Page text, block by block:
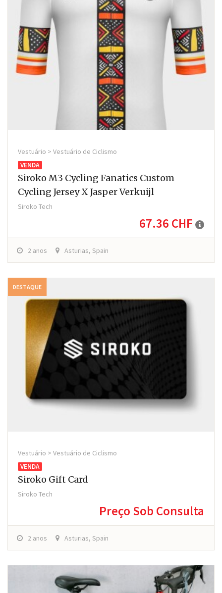
Vestuário > Vestuário de Ciclismo
VENDA
Siroko M3 Cycling Fanatics Custom
Cycling Jersey X Jasper Verkuijl
Siroko Tech
67.36 CHF
2 anos Asturias, Spain
DESTAQUE
Vestuário > Vestuário de Ciclismo
VENDA
Siroko Gift Card
Siroko Tech
Preço Sob Consulta
2 anos Asturias, Spain